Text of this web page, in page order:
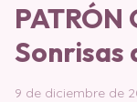
PATRÓN
Sonrisas
9 de diciembre de